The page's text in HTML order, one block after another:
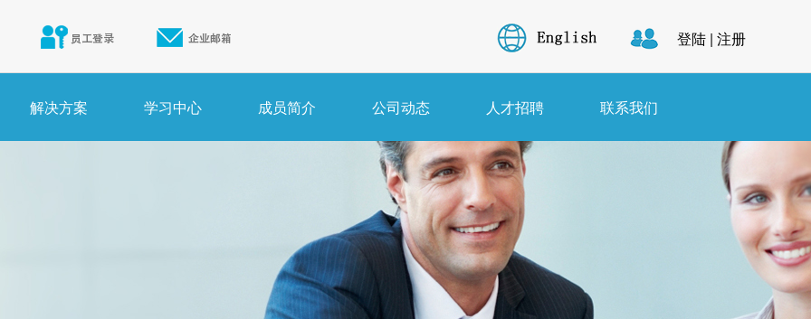
登陆 | 注册
解决方案 学习中心 成员简介 公司动态 人才招聘 联系我们